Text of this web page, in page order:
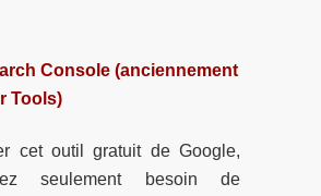
Console (anciennement
Tools)
cet outil gratuit de Google,
seulement besoin de